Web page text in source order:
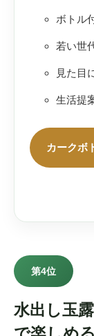
ボトル
若い世
見た目
生活提
カークボ
第4位
水出し玉